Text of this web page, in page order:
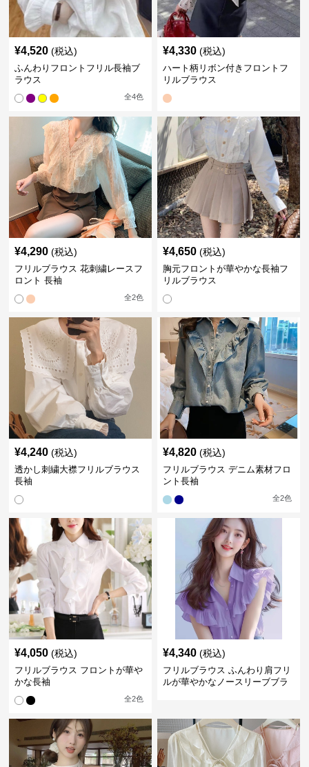
¥4,520 (税込)
ふんわりフロントフリル長袖ブ
ラウス
全4色
¥4,330 (税込)
ハート柄リボン付きフロントフ
リルブラウス
¥4,290 (税込)
フリルブラウス 花刺繍レースフ
ロント 長袖
全2色
¥4,650 (税込)
胸元フロントが華やかな長袖フ
リルブラウス
¥4,240 (税込)
透かし刺繍大襟フリルブラウス
長袖
¥4,820 (税込)
フリルブラウス デニム素材フロ
ント長袖
全2色
¥4,050 (税込)
フリルブラウス フロントが華や
かな長袖
全2色
¥4,340 (税込)
フリルブラウス ふんわり肩フリ
ルが華やかなノースリーブブラ